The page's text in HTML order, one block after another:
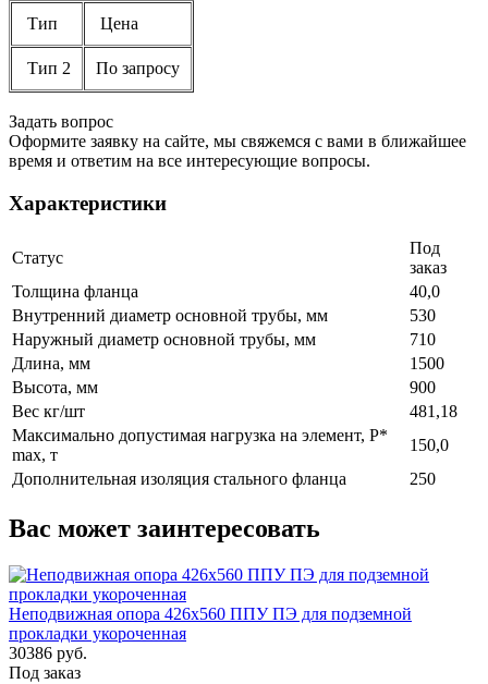
Тип
Цена
Тип 2 По запросу
Задать вопрос
Оформите заявку на сайте, мы свяжемся с вами в ближайшее
время и ответим на все интересующие вопросы.
Характеристики
Статус
Под
заказ
Толщина фланца
40,0
Внутренний диаметр основной трубы, мм
530
Наружный диаметр основной трубы, мм
710
Длина, мм
1500
Высота, мм
900
Вес кг/шт
481,18
Максимально допустимая нагрузка на элемент, P*
max, т
150,0
Дополнительная изоляция стального фланца
250
Вас может заинтересовать
Неподвижная опора 426x560 ППУ ПЭ для подземной
прокладки укороченная
30386 руб.
Под заказ